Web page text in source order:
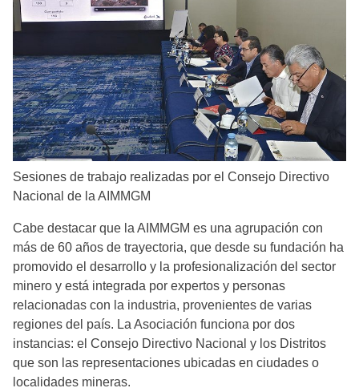
Sesiones de trabajo realizadas por el Consejo Directivo
Nacional de la AIMMGM
Cabe destacar que la AIMMGM es una agrupación con
más de 60 años de trayectoria, que desde su fundación ha
promovido el desarrollo y la profesionalización del sector
minero y está integrada por expertos y personas
relacionadas con la industria, provenientes de varias
regiones del país. La Asociación funciona por dos
instancias: el Consejo Directivo Nacional y los Distritos
que son las representaciones ubicadas en ciudades o
localidades mineras.